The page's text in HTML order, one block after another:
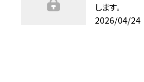
します。
2026/04/24